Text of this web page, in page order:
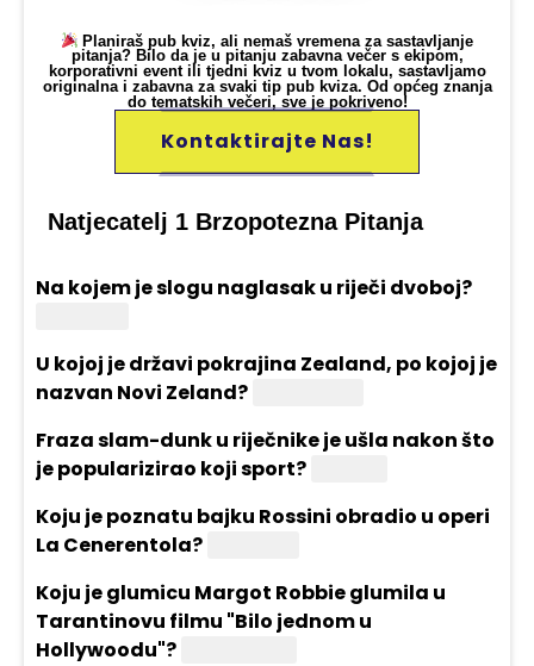
Planiraš pub kviz, ali nemaš vremena za sastavljanje
pitanja? Bilo da je u pitanju zabavna večer s ekipom,
korporativni event ili tjedni kviz u tvom lokalu, sastavljamo
originalna i zabavna za svaki tip pub kviza. Od općeg znanja
do tematskih večeri, sve je pokriveno!
Kontaktirajte Nas!
Natjecatelj 1 Brzopotezna Pitanja
Na kojem je slogu naglasak u riječi dvoboj?
U kojoj je državi pokrajina Zealand, po kojoj je
nazvan Novi Zeland?
Fraza slam-dunk u riječnike je ušla nakon što
je popularizirao koji sport?
Koju je poznatu bajku Rossini obradio u operi
La Cenerentola?
Koju je glumicu Margot Robbie glumila u
Tarantinovu filmu "Bilo jednom u
Hollywoodu"?